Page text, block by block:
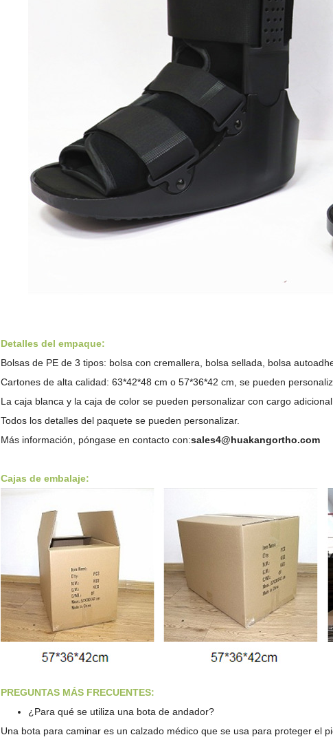
Detalles del empaque:
Bolsas de PE de 3 tipos: bolsa con cremallera, bolsa sellada, bolsa
Cartones de alta calidad: 63*42*48 cm o 57*36*42 cm, se pueden
La caja blanca y la caja de color se pueden personalizar con cargo adicional
Todos los detalles del paquete se pueden personalizar.
Más información, póngase en contacto con:sales4@huakangortho.com
Cajas de embalaje:
PREGUNTAS MÁS FRECUENTES:
¿Para qué se utiliza una bota de andador?
Una bota para caminar es un calzado médico que se usa para proteger el